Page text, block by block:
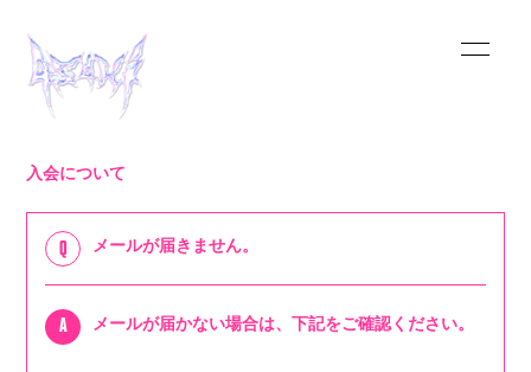
入会について
Q メールが届きません。
A メールが届かない場合は、下記をご確認ください。